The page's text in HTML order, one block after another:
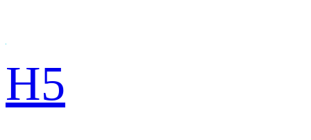
H5